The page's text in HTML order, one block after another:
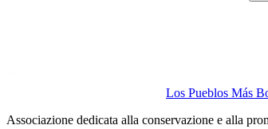
Los Pueblos Más
Associazione dedicata alla conservazione e alla